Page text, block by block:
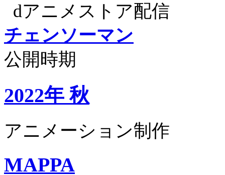
dアニメストア配信
チェンソーマン
公開時期
2022年 秋
アニメーション制作
MAPPA